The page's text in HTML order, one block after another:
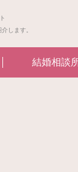
します。
結婚相談